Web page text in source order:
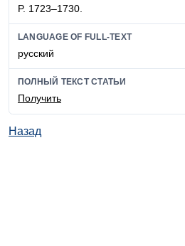
P. 1723–1730.
LANGUAGE OF FULL-TEXT
русский
ПОЛНЫЙ ТЕКСТ СТАТЬИ
Получить
Назад